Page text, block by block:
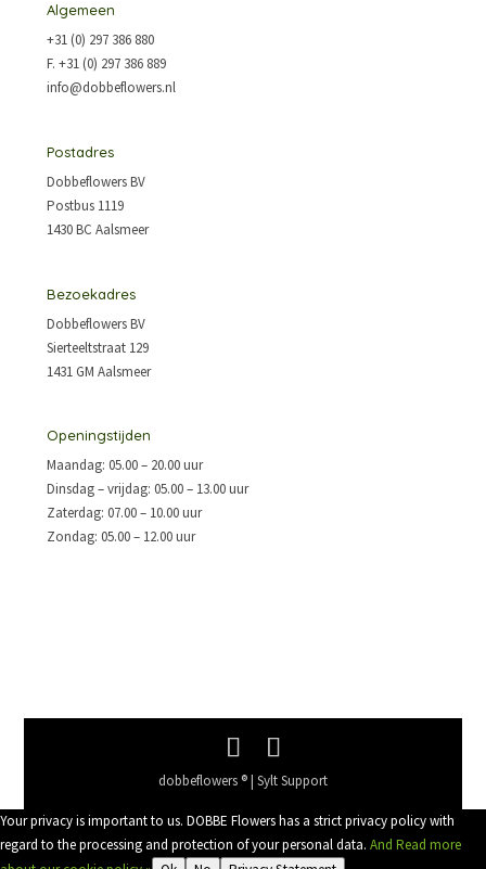
Algemeen
+31 (0) 297 386 880
F. +31 (0) 297 386 889
info@dobbeflowers.nl
Postadres
Dobbeflowers BV
Postbus 1119
1430 BC Aalsmeer
Bezoekadres
Dobbeflowers BV
Sierteeltstraat 129
1431 GM Aalsmeer
Openingstijden
Maandag: 05.00 – 20.00 uur
Dinsdag – vrijdag: 05.00 – 13.00 uur
Zaterdag: 07.00 – 10.00 uur
Zondag: 05.00 – 12.00 uur
dobbeflowers ® | Sylt Support
Your privacy is important to us. DOBBE Flowers has a strict privacy policy with
regard to the processing and protection of your personal data. And Read more